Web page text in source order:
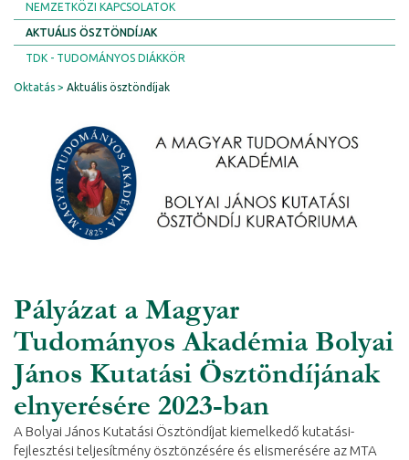
NEMZETKÖZI KAPCSOLATOK
AKTUÁLIS ÖSZTÖNDÍJAK
TDK - TUDOMÁNYOS DIÁKKÖR
Oktatás Aktuális ösztöndíjak
Pályázat a Magyar
Tudományos Akadémia Bolyai
János Kutatási Ösztöndíjának
elnyerésére 2023-ban
A Bolyai János Kutatási Ösztöndíjat kiemelkedő kutatási-
fejlesztési teljesítmény ösztönzésére és elismerésére az MTA